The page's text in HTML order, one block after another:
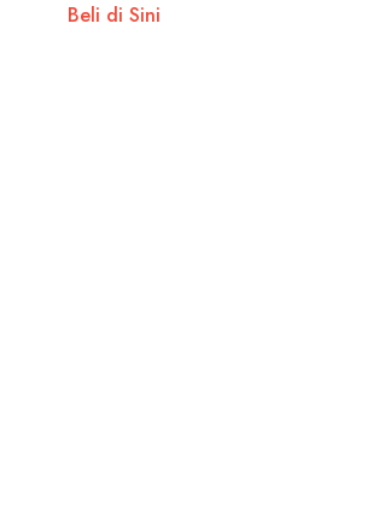
Beli di Sini